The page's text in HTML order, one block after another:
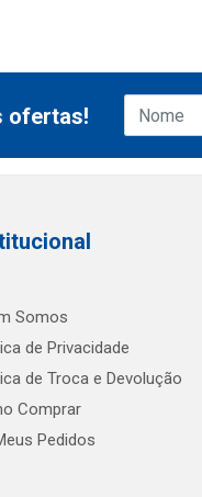
ofertas!
Somos
de Privacidade
de Troca e Devolução
Comprar
Pedidos